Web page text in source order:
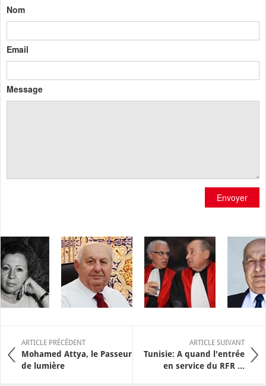
Nom
Email
Message
Envoyer
ARTICLE PRÉCÉDENT
Mohamed Attya, le Passeur
de lumière
ARTICLE SUIVANT
Tunisie: A quand l'entrée
en service du RFR ...